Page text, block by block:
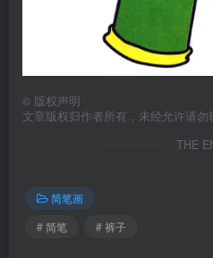
© 版权声明
文章版权归作者所有，未经允许请勿
THE
简笔画
# 简笔
# 裤子